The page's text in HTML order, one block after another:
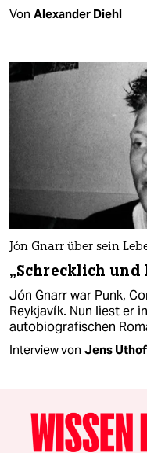
Von Alexander Diehl
Jón Gnarr über sein
„Schrecklich
Jón Gnarr war Punk,
Reykjavík. Nun liest er
autobiografischen
Interview von Jens